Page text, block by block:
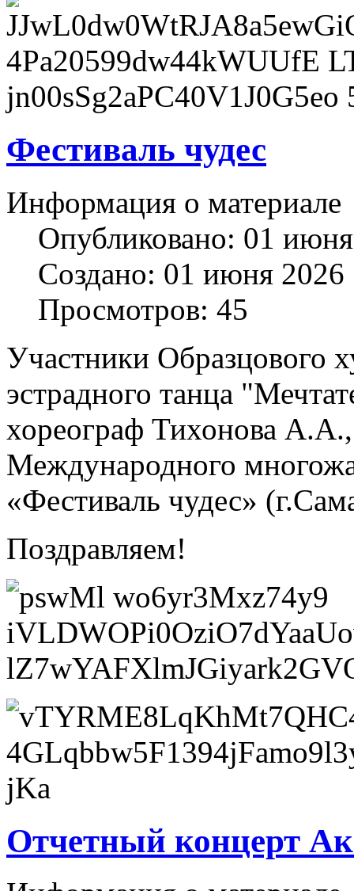
Фестиваль чудес
Информация о материале
Опубликовано: 01
Создано: 01 июня 2026
Просмотров: 45
Участники Образцового
эстрадного танца
хореограф Тихонова
Международного
«Фестиваль чудес»
Поздравляем!
Отчетный концерт